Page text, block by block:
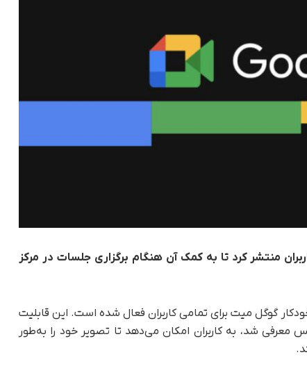
منتشر کرد تا به کمک آن هنگام برگزاری جلسات در مرکز
گوگل میت برای تمامی کاربران فعال شده است. این قابلیت
کاربران ورک‌اسپیس معرفی شد، به کاربران امکان می‌دهد تا تصویر خود را به‌طور